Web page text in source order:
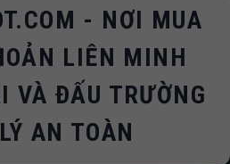
- NƠI MUA
LIÊN MINH
VÀ ĐẤU TRƯỜNG
AN TOÀN